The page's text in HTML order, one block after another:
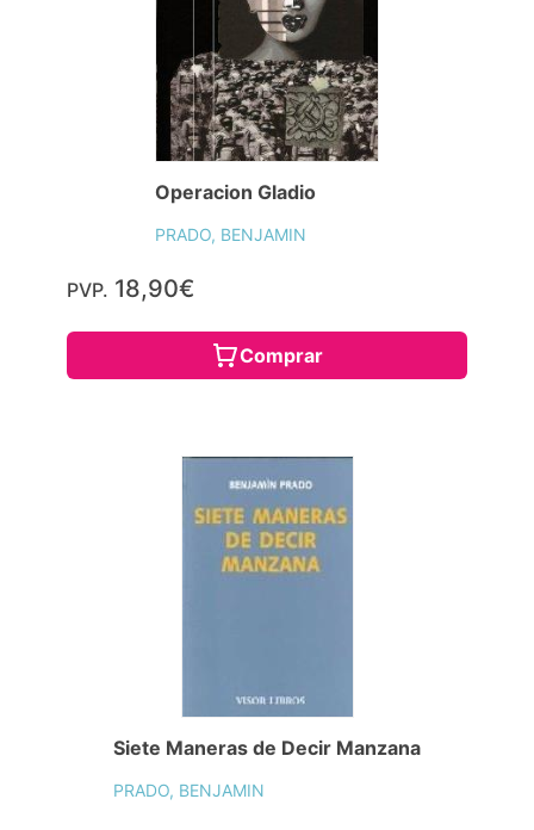
Operacion Gladio
PRADO, BENJAMIN
PVP. 18,90€
Comprar
Siete Maneras de Decir Manzana
PRADO, BENJAMIN